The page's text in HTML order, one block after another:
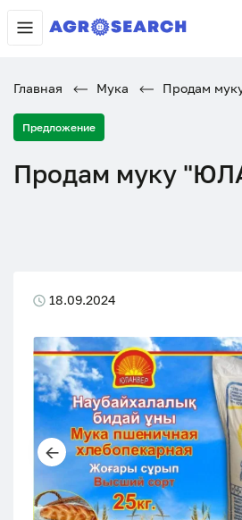
Главная Мука Продам
Предложение
Продам муку
18.09.2024